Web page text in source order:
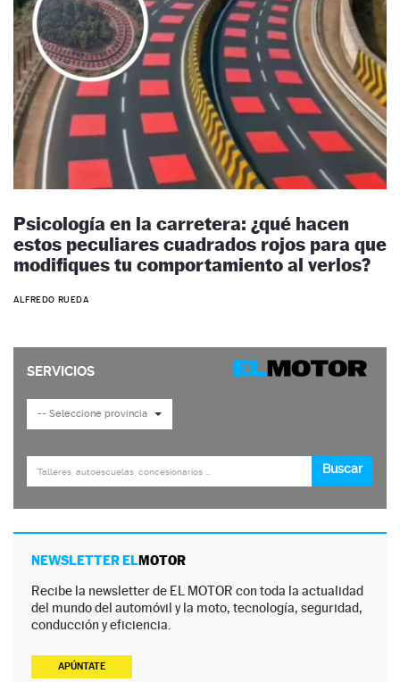
Psicología en la carretera: ¿qué hacen
estos peculiares cuadrados rojos para que
modifiques tu comportamiento al verlos?
ALFREDO RUEDA
NEWSLETTER ELMOTOR
Recibe la newsletter de EL MOTOR con toda la actualidad
del mundo del automóvil y la moto, tecnología, seguridad,
conducción y eficiencia.
APÚNTATE